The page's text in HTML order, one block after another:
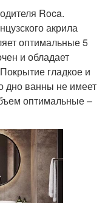
Roca.
акрила
оптимальные 5
и обладает
гладкое и
дно ванны не имеет
оптимальные –